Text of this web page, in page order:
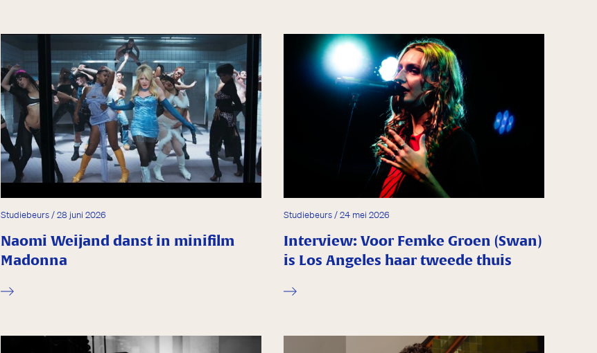
Studiebeurs / 28 juni 2026
Naomi Weijand danst in minifilm
Madonna
Studiebeurs / 24 mei 2026
Interview: Voor Femke Groen (Swan)
is Los Angeles haar tweede thuis